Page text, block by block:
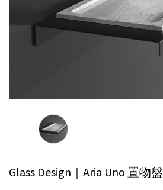
Glass Design｜Aria Uno 置物盤